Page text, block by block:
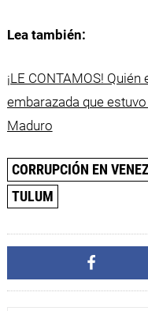
Lea también:
¡LE CONTAMOS!
embarazada que
Maduro
CORRUPCIÓN EN
TULUM